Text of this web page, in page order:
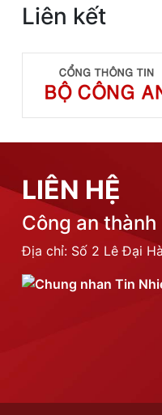
Liên kết
LIÊN HỆ
Công an thành
Địa chỉ: Số 2 Lê Đại